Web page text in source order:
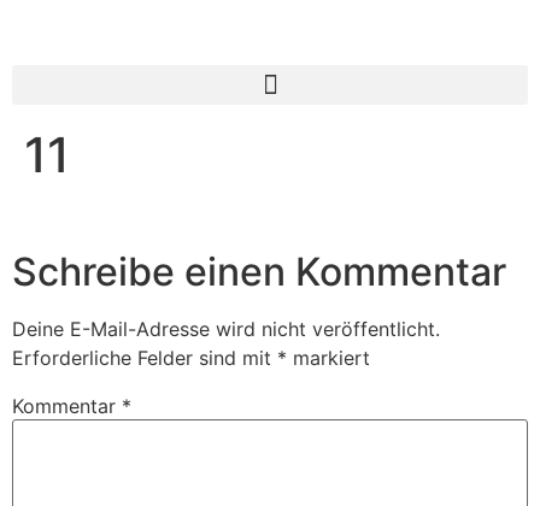
11
Schreibe einen Kommentar
Deine E-Mail-Adresse wird nicht veröffentlicht.
Erforderliche Felder sind mit * markiert
Kommentar *